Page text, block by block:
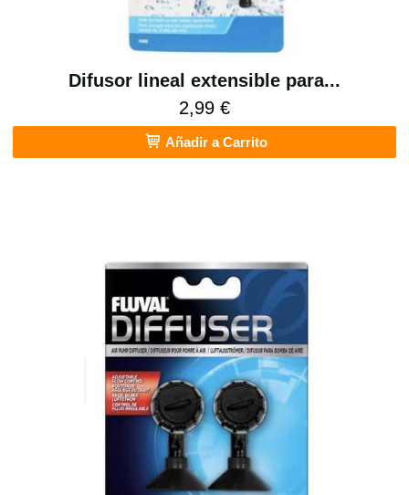
Difusor lineal extensible para...
2,99 €
Añadir a Carrito